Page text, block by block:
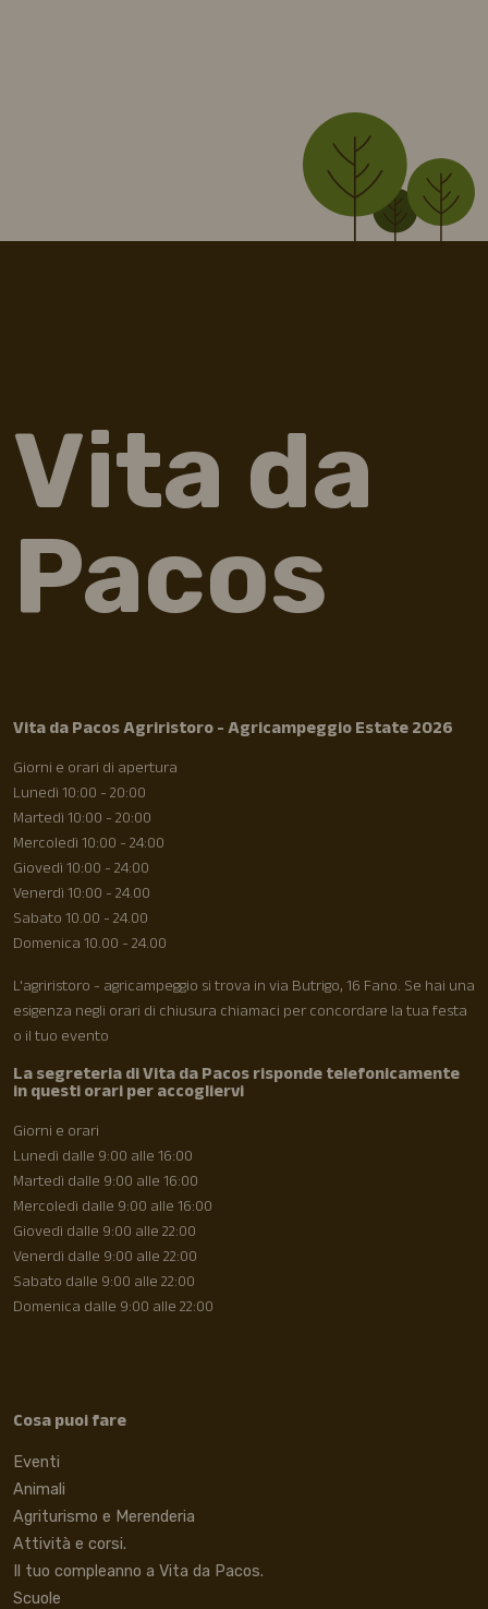
Vita da
Pacos
Vita da Pacos Agriristoro - Agricampeggio Estate 2026
Giorni e orari di apertura
Lunedì 10:00 - 20:00
Martedì 10:00 - 20:00
Mercoledì 10:00 - 24:00
Giovedì 10:00 - 24:00
Venerdì 10:00 - 24.00
Sabato 10.00 - 24.00
Domenica 10.00 - 24.00
L'agriristoro - agricampeggio si trova in via Butrigo, 16 Fano. Se hai una
esigenza negli orari di chiusura chiamaci per concordare la tua festa
o il tuo evento
La segreteria di Vita da Pacos risponde telefonicamente
in questi orari per accogliervi
Giorni e orari
Lunedì dalle 9:00 alle 16:00
Martedì dalle 9:00 alle 16:00
Mercoledì dalle 9:00 alle 16:00
Giovedì dalle 9:00 alle 22:00
Venerdì dalle 9:00 alle 22:00
Sabato dalle 9:00 alle 22:00
Domenica dalle 9:00 alle 22:00
Cosa puoi fare
Eventi
Animali
Agriturismo e Merenderia
Attività e corsi.
Il tuo compleanno a Vita da Pacos.
Scuole